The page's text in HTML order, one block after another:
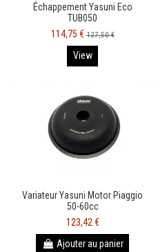
Échappement Yasuni Eco
TUB050
114,75 € 127,50 €
View
Variateur Yasuni Motor Piaggio
50-60cc
123,42 €
Ajouter au panier